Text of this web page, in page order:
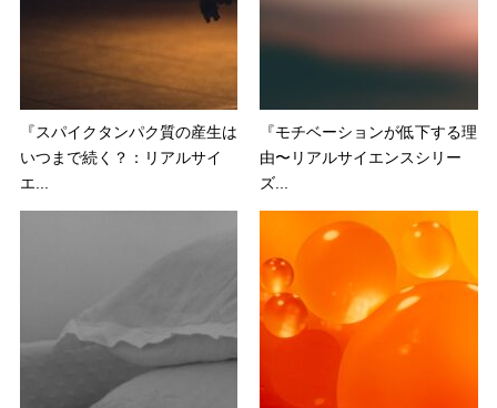
『スパイクタンパク質の産生は
いつまで続く？：リアルサイ
エ...
『モチベーションが低下する理
由〜リアルサイエンスシリー
ズ...